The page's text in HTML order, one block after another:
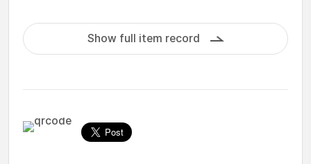
Show full item record